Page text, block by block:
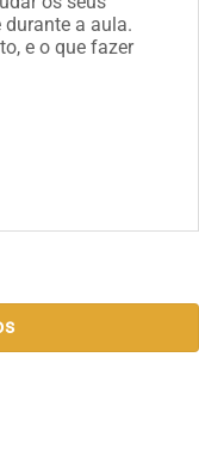
durante a aula.
e o que fazer